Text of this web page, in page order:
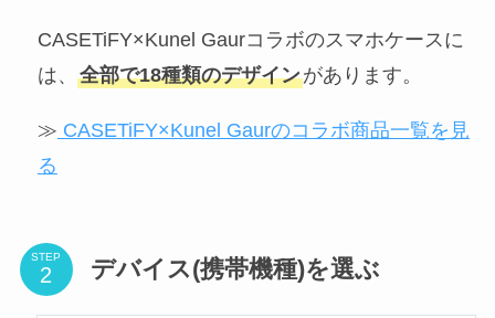
CASETiFY×Kunel Gaurコラボのスマホケースに
は、 全部で18種類のデザインがあります。
≫ CASETiFY×Kunel Gaurのコラボ商品一覧を見
る
STEP デバイス(携帯機種)を選ぶ